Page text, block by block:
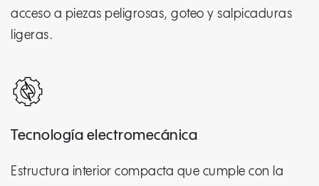
acceso a piezas peligrosas, goteo y salpicaduras
ligeras.
Tecnología electromecánica
Estructura interior compacta que cumple con la